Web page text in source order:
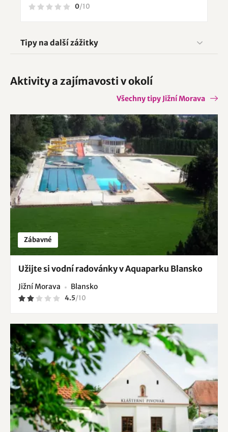
0/10
Tipy na další zážitky
Aktivity a zajímavosti v okolí
Všechny tipy Jižní Morava
Zábavné
Užijte si vodní radovánky v Aquaparku Blansko
Jižní Morava Blansko
4.5/10